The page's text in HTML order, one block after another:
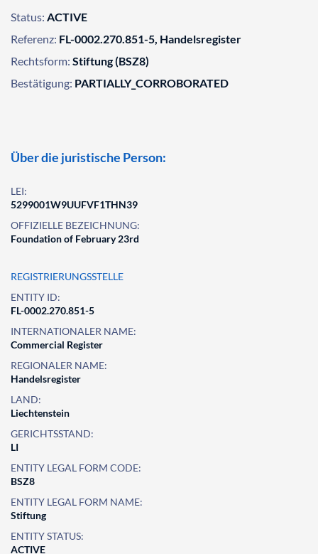
Status: ACTIVE
Referenz: FL-0002.270.851-5, Handelsregister
Rechtsform: Stiftung (BSZ8)
Bestätigung: PARTIALLY_CORROBORATED
Über die juristische Person:
LEI:
5299001W9UUFVF1THN39
OFFIZIELLE BEZEICHNUNG:
Foundation of February 23rd
REGISTRIERUNGSSTELLE
ENTITY ID:
FL-0002.270.851-5
INTERNATIONALER NAME:
Commercial Register
REGIONALER NAME:
Handelsregister
LAND:
Liechtenstein
GERICHTSSTAND:
LI
ENTITY LEGAL FORM CODE:
BSZ8
ENTITY LEGAL FORM NAME:
Stiftung
ENTITY STATUS:
ACTIVE